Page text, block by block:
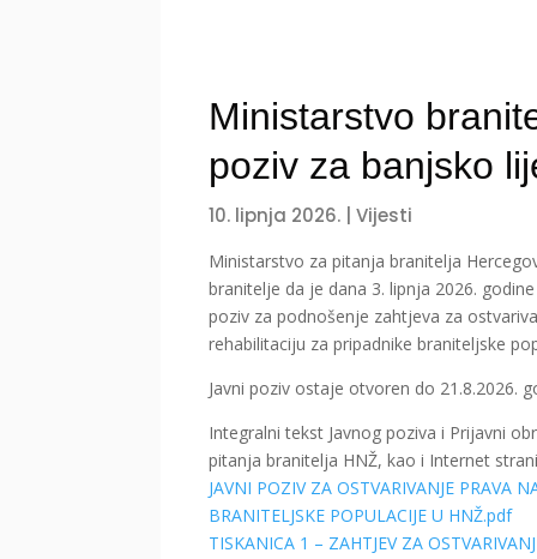
Ministarstvo
poziv za banjsko
10. lipnja 2026. |Vijesti
Ministarstvo za pitanja branitelja
branitelje da je dana 3. lipnja 2026.
poziv za podnošenje zahtjeva za
rehabilitaciju za pripadnike braniteljske
Javni poziv ostaje otvoren do 21.8.2026.
Integralni tekst Javnog poziva i Prijavni
pitanja branitelja HNŽ, kao i Internet
JAVNI POZIV ZA OSTVARIVANJE PRAVA
BRANITELJSKE POPULACIJE U HNŽ.pdf
TISKANICA 1 – ZAHTJEV ZA